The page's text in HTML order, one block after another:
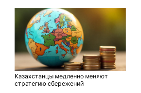
Казахстанцы медленно меняют
стратегию сбережений